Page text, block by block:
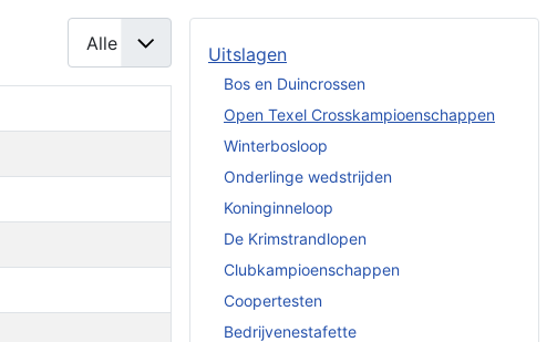
Uitslagen
Bos en Duincrossen
Open Texel Crosskampioenschappen
Winterbosloop
Onderlinge wedstrijden
Koninginneloop
De Krimstrandlopen
Clubkampioenschappen
Coopertesten
Bedrijvenestafette